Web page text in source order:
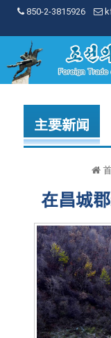
850-2-3815926
主要新闻
在昌城